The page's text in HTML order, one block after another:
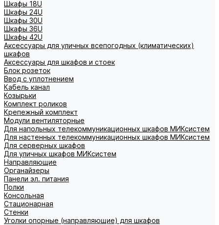
Шкафы 18U
Шкафы 24U
Шкафы 30U
Шкафы 36U
Шкафы 42U
Аксессуары для уличных всепогодных (климатических)
шкафов
Аксессуары для шкафов и стоек
Блок розеток
Ввод с уплотнением
Кабель канал
Козырьки
Комплект роликов
Крепежный комплект
Модули вентиляторные
Для напольных телекоммуникационных шкафов МИКсистем
Для настенных телекоммуникационных шкафов МИКсистем
Для серверных шкафов
Для уличных шкафов МИКсистем
Направляющие
Органайзеры
Панели эл. питания
Полки
Консольная
Стационарная
Стенки
Уголки опорные (направляющие) для шкафов